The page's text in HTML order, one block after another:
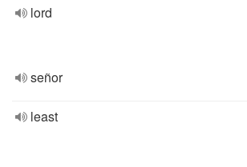
lord
señor
least